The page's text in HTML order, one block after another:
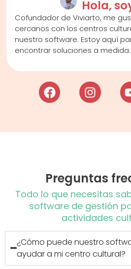
Hola,
Cofundador de Viviarto, me
cercanos con los centros
nuestro software. Estoy aquí
encontrar soluciones a medida.
Preguntas
Todo lo que necesitas
software de gestión
actividades
¿Cómo puede nuestro
ayudar a mi centro cultural?